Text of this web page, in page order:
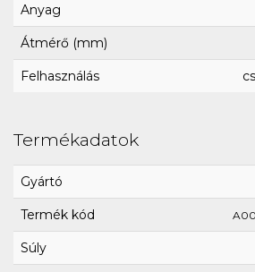
Anyag
Átmérő (mm)
Felhasználás
Termékadatok
Gyártó
Termék kód
Súly